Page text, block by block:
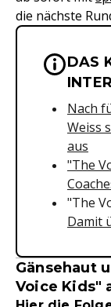
die nächste
DAS
Nach
Weiss
aus
"The
"The
Damit
Gänsehaut
Voice Kids"